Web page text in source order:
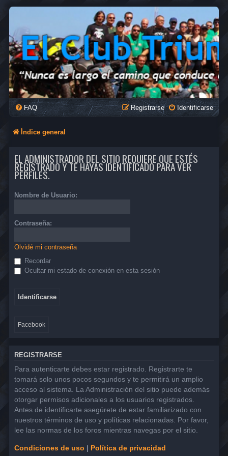
FAQ Identificarse
Registrarse
Índice general
EL ADMINISTRADOR DEL SITIO REQUIERE QUE ESTÉS
REGISTRADO Y TE HAYAS IDENTIFICADO PARA VER
PERFILES.
Nombre de Usuario:
Contraseña:
Olvidé mi contraseña
Recordar
Ocultar mi estado de conexión en esta sesión
Facebook
REGISTRARSE
Para autenticarte debes estar registrado. Registrarte te
tomará solo unos pocos segundos y te permitirá un amplio
acceso al sistema. La Administración del sitio puede además
otorgar permisos adicionales a los usuarios registrados.
Antes de identificarte asegúrete de estar familiarizado con
nuestros términos de uso y políticas relacionadas. Por favor,
lee las normas de los foros mientras navegas por el sitio.
Condiciones de uso | Política de privacidad